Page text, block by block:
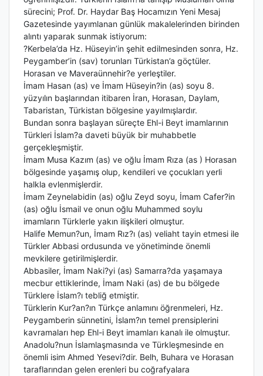
sürecini; Prof. Dr. Haydar Baş Hocamızın Yeni Mesaj
Gazetesinde yayımlanan günlük makalelerinden birinden
alıntı yaparak sunmak istiyorum:
?Kerbela’da Hz. Hüseyin’in şehit edilmesinden sonra, Hz.
Peygamber’in (sav) torunları Türkistan’a göçtüler.
Horasan ve Maveraünnehir?e yerleştiler.
İmam Hasan (as) ve İmam Hüseyin?in (as) soyu 8.
yüzyılın başlarından itibaren İran, Horasan, Daylam,
Tabaristan, Türkistan bölgesine yayılmışlardır.
Bundan sonra başlayan süreçte Ehl-i Beyt imamlarının
Türkleri İslam?a daveti büyük bir muhabbetle
gerçekleşmiştir.
İmam Musa Kazım (as) ve oğlu İmam Rıza (as ) Horasan
bölgesinde yaşamış olup, kendileri ve çocukları yerli
halkla evlenmişlerdir.
İmam Zeynelabidin (as) oğlu Zeyd soyu, İmam Cafer?in
(as) oğlu İsmail ve onun oğlu Muhammed soylu
imamların Türklerle yakın ilişkileri olmuştur.
Halife Memun?un, İmam Rız?ı (as) veliaht tayin etmesi ile
Türkler Abbasi ordusunda ve yönetiminde önemli
mevkilere getirilmişlerdir.
Abbasiler, İmam Naki?yi (as) Samarra?da yaşamaya
mecbur ettiklerinde, İmam Naki (as) de bu bölgede
Türklere İslam?ı tebliğ etmiştir.
Türklerin Kur?an?ın Türkçe anlamını öğrenmeleri, Hz.
Peygamberin sünnetini, İslam?ın temel prensiplerini
kavramaları hep Ehl-i Beyt imamları kanalı ile olmuştur.
Anadolu?nun İslamlaşmasında ve Türkleşmesinde en
önemli isim Ahmed Yesevi?dir. Belh, Buhara ve Horasan
taraflarından gelen erenleri bu coğrafyalara